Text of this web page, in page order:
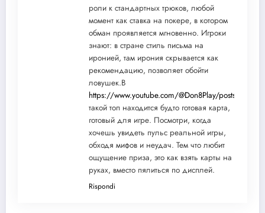
роли к стандартных трюков, любой
момент как ставка на покере, в котором
обман проявляется мгновенно. Игроки
знают: в стране стиль письма на
иронией, там ирония скрывается как
рекомендацию, позволяет обойти
ловушек.В
https://www.youtube.com/@Don8Play/posts
такой топ находится будто готовая карта,
готовый для игре. Посмотри, когда
хочешь увидеть пульс реальной игры,
обходя мифов и неудач. Тем что любит
ощущение приза, это как взять карты на
руках, вместо пялиться по дисплей.
Rispondi